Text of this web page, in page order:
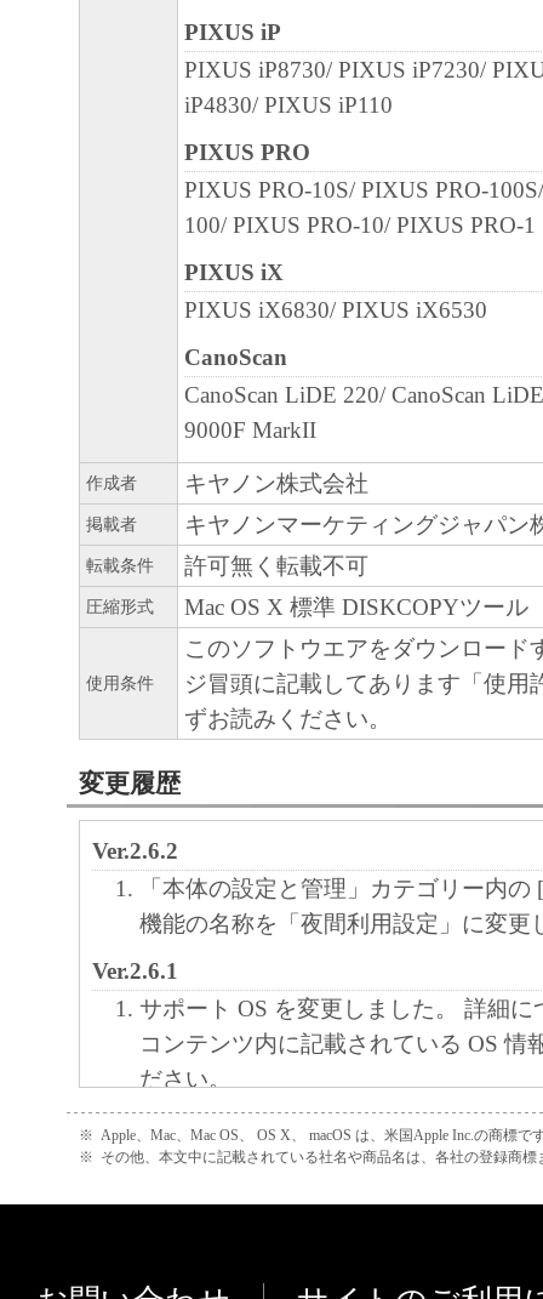
PIXUS iP
PIXUS iP8730/ PIXUS iP7230/
iP4830/ PIXUS iP110
PIXUS PRO
PIXUS PRO-10S/ PIXUS PRO-
100/ PIXUS PRO-10/ PIXUS PRO-1
PIXUS iX
PIXUS iX6830/ PIXUS iX6530
CanoScan
CanoScan LiDE 220/ CanoScan
9000F MarkII
作成者 キヤノン株式会社
掲載者 キヤノンマーケティングジャパン
転載条件 許可無く転載不可
圧縮形式 Mac OS X 標準 DISKCOPYツール
使用条件
このソフトウエアをダウンロード
ジ冒頭に記載してあります「使用
ずお読みください。
変更履歴
Ver.2.6.2
「本体の設定と管理」カテゴリー内
機能の名称を「夜間利用設定」に変更
Ver.2.6.1
サポート OS を変更しました。 詳細に
コンテンツ内に記載されている OS 情
ださい。
対応機種を追加しました。
Ver.2.6.0
サポート OS に OS X El Capitan
※ Apple、Mac、Mac OS、 OS X、 macOS は、米国Apple Inc.の商標で
※ その他、本文中に記載されている社名や商品名は、各社の登録商標